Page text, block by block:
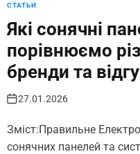
СТАТЬИ
Які сонячні
порівнюємо
бренди та
27.01.2026
Зміст:Правильне
сонячних панелей та